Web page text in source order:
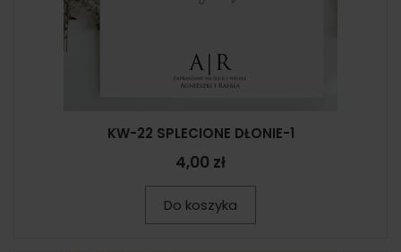
KW-22 SPLECIONE DŁONIE-1
4,00 zł
Do koszyka